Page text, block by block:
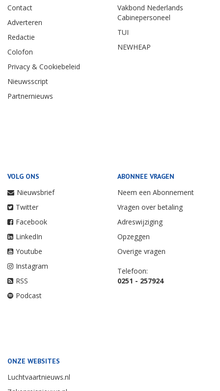
Contact
Adverteren
Redactie
Colofon
Privacy & Cookiebeleid
Nieuwsscript
Partnernieuws
Vakbond Nederlands
Cabinepersoneel
TUI
NEWHEAP
VOLG ONS
Nieuwsbrief
Twitter
Facebook
LinkedIn
Youtube
Instagram
RSS
Podcast
ABONNEE VRAGEN
Neem een Abonnement
Vragen over betaling
Adreswijziging
Opzeggen
Overige vragen
Telefoon:
0251 - 257924
ONZE WEBSITES
Luchtvaartnieuws.nl